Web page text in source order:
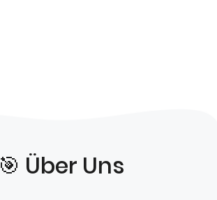
🎯️ Über Uns